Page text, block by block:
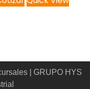
| GRUPO HYS